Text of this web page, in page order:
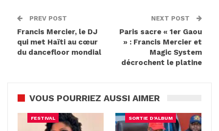
PREV POST
Francis Mercier, le DJ
qui met Haïti au cœur
du dancefloor mondial
NEXT POST
Paris sacre « 1er Gaou
» : Francis Mercier et
Magic System
décrochent le platine
VOUS POURRIEZ AUSSI AIMER
FESTIVAL SORTIE D'ALBUM